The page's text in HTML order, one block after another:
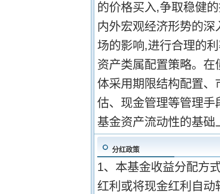
的价格买入,争取稳健
内外宏观经济形势的
场的影响,进行合理的
资产类属配置策略。
体采用期限结构配置
估、现金管理等管理
基金资产流动性的基础
分红政策
1、本基金收益分配方
红利或将现金红利自